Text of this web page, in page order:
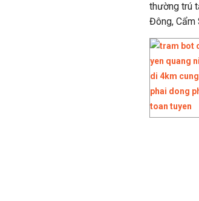
thường trú
Đông, Cẩm